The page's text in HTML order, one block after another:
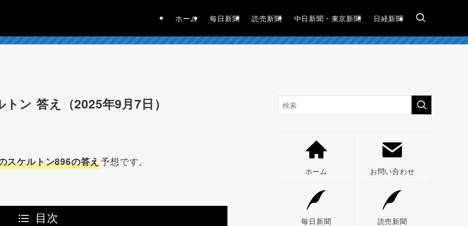
ホーム 毎日新聞 読売新聞 中日新聞・東京新聞 日経新聞
ン 答え（2025年9月7日）
スケルトン896の答え予想です。
目次
ホーム お問い合わせ
毎日新聞 読売新聞